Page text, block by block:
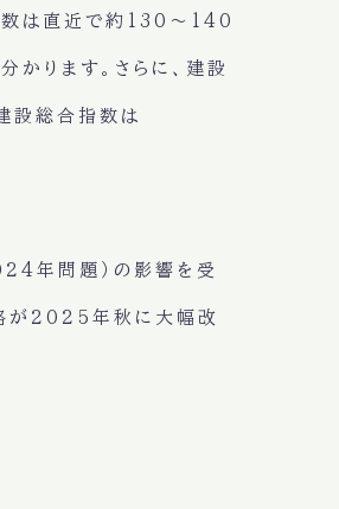
数は直近で約130〜140
ります。さらに、建設
設総合指数は
年問題）の影響を受
格が2025年秋に大幅改